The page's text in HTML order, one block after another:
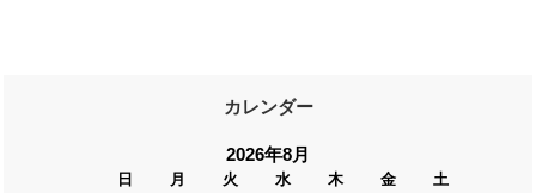
カレンダー
2026年8月
日 月 火 水 木 金 土